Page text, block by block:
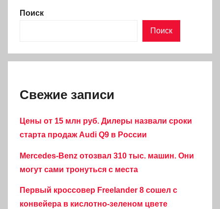
Поиск
Поиск
Свежие записи
Цены от 15 млн руб. Дилеры назвали сроки
старта продаж Audi Q9 в России
Mercedes-Benz отозвал 310 тыс. машин. Они
могут сами тронуться с места
Первый кроссовер Freelander 8 сошел с
конвейера в кислотно-зеленом цвете